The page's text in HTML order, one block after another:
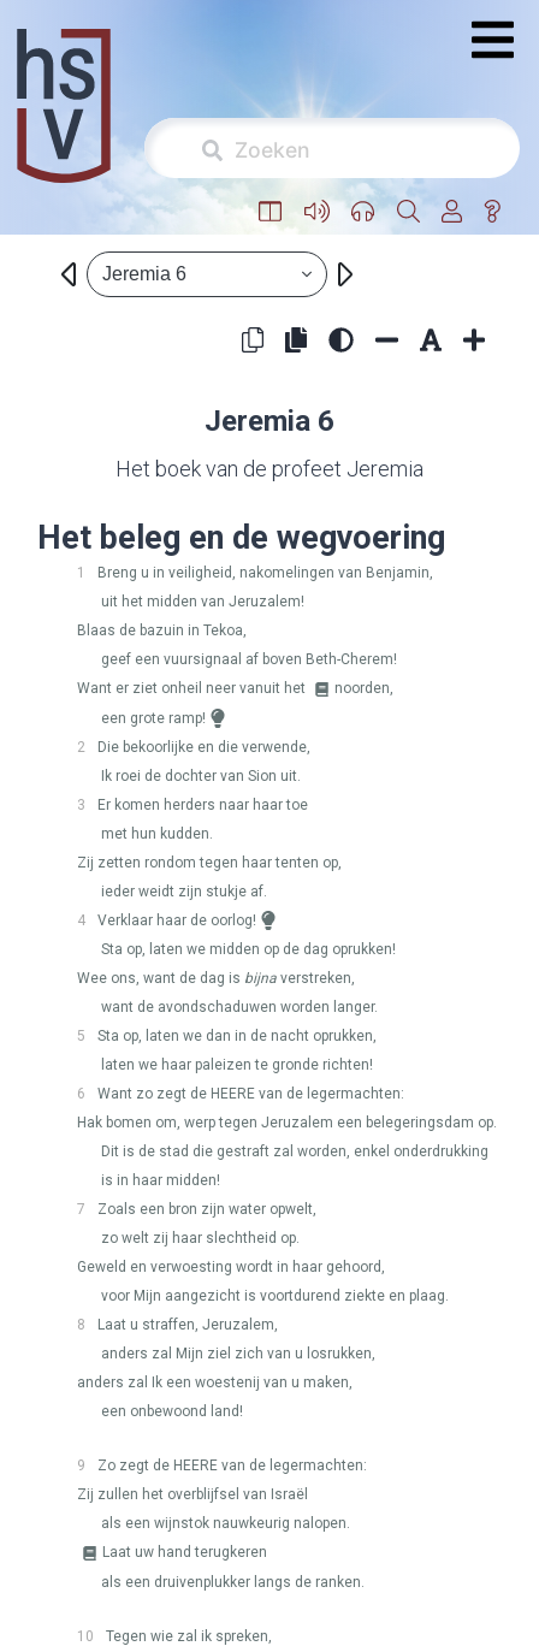
Jeremia 6
Jeremia 6
Het boek van de profeet Jeremia
Het beleg en de wegvoering
1
Breng u in veiligheid, nakomelingen van Benjamin,
uit het midden van Jeruzalem!
Blaas de bazuin in Tekoa,
geef een vuursignaal af boven Beth-Cherem!
Want er ziet onheil neer vanuit het
noorden,
een grote ramp!
2
Die bekoorlijke en die verwende,
Ik roei de dochter van Sion uit.
3
Er komen herders naar haar toe
met hun kudden.
Zij zetten rondom tegen haar tenten op,
ieder weidt zijn stukje af.
4
Verklaar haar de oorlog!
Sta op, laten we midden op de dag oprukken!
Wee ons, want de dag is bijna verstreken,
want de avondschaduwen worden langer.
5
Sta op, laten we dan in de nacht oprukken,
laten we haar paleizen te gronde richten!
6
Want zo zegt de HEERE van de legermachten:
Hak bomen om, werp tegen Jeruzalem een belegeringsdam op.
Dit is de stad die gestraft zal worden, enkel onderdrukking
is in haar midden!
7
Zoals een bron zijn water opwelt,
zo welt zij haar slechtheid op.
Geweld en verwoesting wordt in haar gehoord,
voor Mijn aangezicht is voortdurend ziekte en plaag.
8
Laat u straffen, Jeruzalem,
anders zal Mijn ziel zich van u losrukken,
anders zal Ik een woestenij van u maken,
een onbewoond land!
9 Zo zegt de HEERE van de legermachten:
Zij zullen het overblijfsel van Israël
als een wijnstok nauwkeurig nalopen.
Laat uw hand terugkeren
als een druivenplukker langs de ranken.
10
Tegen wie zal ik spreken,